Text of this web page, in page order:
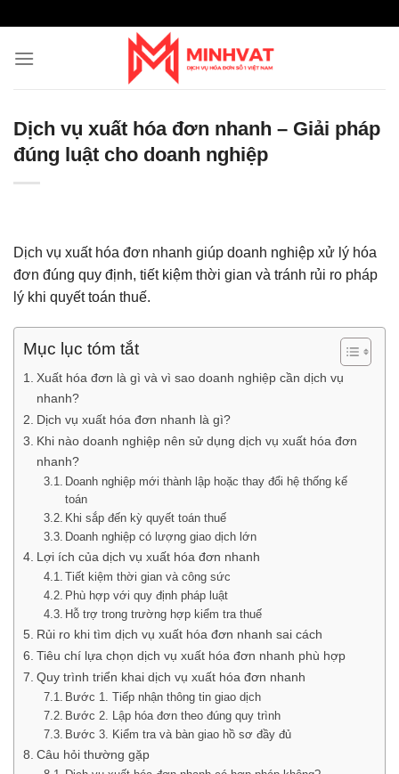
content
Dịch vụ xuất hóa đơn nhanh – Giải pháp
đúng luật cho doanh nghiệp
Dịch vụ xuất hóa đơn nhanh giúp doanh nghiệp xử lý hóa
đơn đúng quy định, tiết kiệm thời gian và tránh rủi ro pháp
lý khi quyết toán thuế.
Mục lục tóm tắt
Xuất hóa đơn là gì và vì sao doanh nghiệp cần dịch vụ
nhanh?
Dịch vụ xuất hóa đơn nhanh là gì?
Khi nào doanh nghiệp nên sử dụng dịch vụ xuất hóa đơn
nhanh?
Doanh nghiệp mới thành lập hoặc thay đổi hệ thống kế
toán
Khi sắp đến kỳ quyết toán thuế
Doanh nghiệp có lượng giao dịch lớn
Lợi ích của dịch vụ xuất hóa đơn nhanh
Tiết kiệm thời gian và công sức
Phù hợp với quy định pháp luật
Hỗ trợ trong trường hợp kiểm tra thuế
Rủi ro khi tìm dịch vụ xuất hóa đơn nhanh sai cách
Tiêu chí lựa chọn dịch vụ xuất hóa đơn nhanh phù hợp
Quy trình triển khai dịch vụ xuất hóa đơn nhanh
Bước 1. Tiếp nhận thông tin giao dịch
Bước 2. Lập hóa đơn theo đúng quy trình
Bước 3. Kiểm tra và bàn giao hồ sơ đầy đủ
Câu hỏi thường gặp